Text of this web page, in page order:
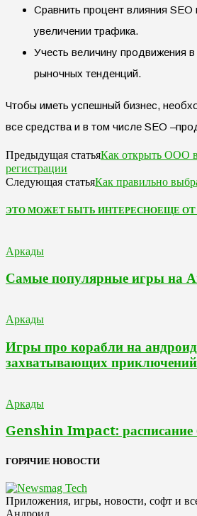
Сравнить процент влияния SEO
увеличении трафика.
Учесть величину продвижения в
рыночных тенденций.
Чтобы иметь успешный бизнес,
все средства и в том числе SEO
Предыдущая статьяКак открыть ООО
регистрации
Следующая статьяКак правильно
ЭТО МОЖЕТ БЫТЬ ИНТЕРЕСНОЕЩЕ ОТ
Аркады
Самые популярные игры на
Аркады
Игры про корабли на
захватывающих
Аркады
Genshin Impact: расписание
ГОРЯЧИЕ НОВОСТИ
Приложения, игры, новости, софт и
Андроид